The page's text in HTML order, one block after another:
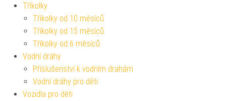
Tříkolky
Tříkolky od 10 měsíců
Tříkolky od 15 měsíců
Tříkolky od 6 měsíců
Vodní dráhy
Příslušenství k vodním drahám
Vodní dráhy pro děti
Vozidla pro děti